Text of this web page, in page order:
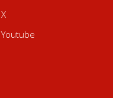
X
Youtube